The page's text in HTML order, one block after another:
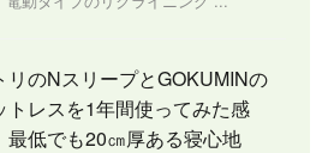
リのNスリープとGOKUMINの
トレスを1年間使ってみた感
低でも20㎝厚ある寝心地